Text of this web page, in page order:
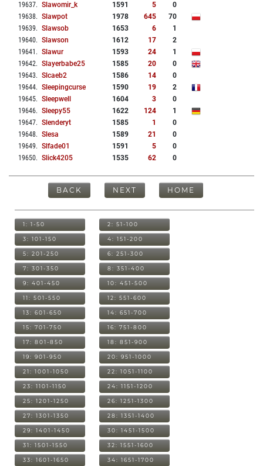
19637. Slawomir_k 1591 5
0
19638. Slawpot 1978 645
70
19639. Slawsob 1653 6
1
19640. Slawson 1612 17
2
19641 . Slawur 1593 24
1
19642. Slayerbabe25 1585 20
0
19643. Slcaeb2 1586 14
0
19644. Sleepingcurse 1590 19
2
19645. Sleepwell 1604 3
0
19646. Sleepy55 1622 124
1
19647. Slenderyt 1585 1
0
19648. Slesa 1589 21
0
19649. Slfade01 1591 5
0
19650. Slick4205 1535 62 0
BACK NEXT HOME
1: 1-50 2: 51-100
3: 101-150 4: 151-200
5: 201-250 6: 251-300
7: 301-350 8: 351-400
9: 401-450 10: 451-500
11: 501-550 12: 551-600
13: 601-650 14: 651-700
15: 701-750 16: 751-800
17: 801-850 18: 851-900
19: 901-950 20: 951-1000
21: 1001-1050 22: 1051-1100
23: 1101-1150 24: 1151-1200
25: 1201-1250 26: 1251-1300
27: 1301-1350 28: 1351-1400
29: 1401-1450 30: 1451-1500
31: 1501-1550 32: 1551-1600
33: 1601-1650 34: 1651-1700